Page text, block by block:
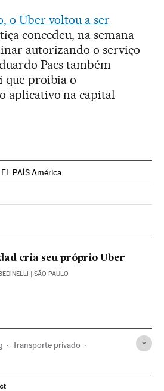
o Uber voltou a ser
concedeu, na semana
autorizando o serviço
Paes também
que proibia o
aplicativo na capital
PAÍS América
Instagram
cria seu próprio Uber
| SÃO PAULO
Transporte privado
Carros